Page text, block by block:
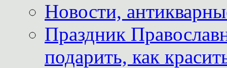
Новости,
Праздник
подарить, как